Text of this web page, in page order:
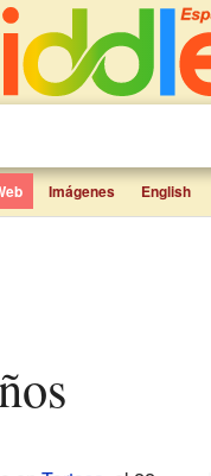
Imágenes English